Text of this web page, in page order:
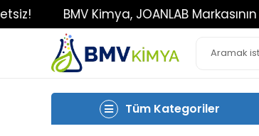
BMV Kimya, JOANLAB Markasının
Tüm Kategoriler